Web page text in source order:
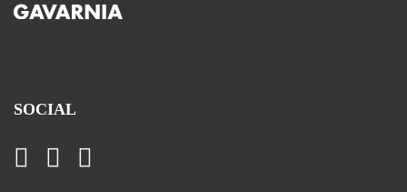
SOCIAL